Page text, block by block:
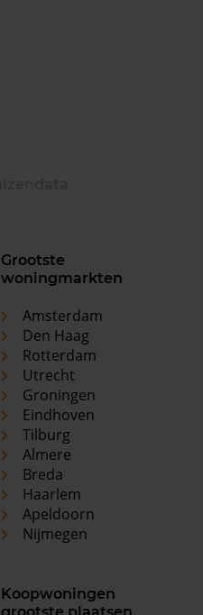
Grootste
woningmarkten
Amsterdam
Den Haag
Rotterdam
Utrecht
Groningen
Eindhoven
Tilburg
Almere
Breda
Haarlem
Apeldoorn
Nijmegen
Koopwoningen